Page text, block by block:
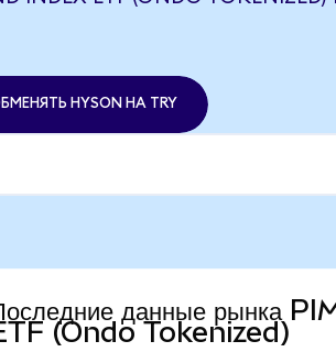
HYSON НА TRY
данные рынка
(Ondo Tokenized)